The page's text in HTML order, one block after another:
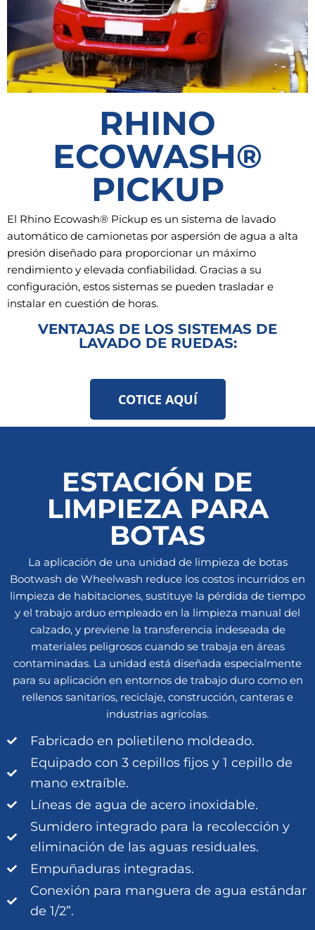
RHINO
ECOWASH®
PICKUP
El Rhino Ecowash® Pickup es un sistema de lavado
automático de camionetas por aspersión de agua a alta
presión diseñado para proporcionar un máximo
rendimiento y elevada confiabilidad. Gracias a su
configuración, estos sistemas se pueden trasladar e
instalar en cuestión de horas.
VENTAJAS DE LOS SISTEMAS DE
LAVADO DE RUEDAS:
COTICE AQUÍ
ESTACIÓN DE
LIMPIEZA PARA
BOTAS
La aplicación de una unidad de limpieza de botas
Bootwash de Wheelwash reduce los costos incurridos en
limpieza de habitaciones, sustituye la pérdida de tiempo
y el trabajo arduo empleado en la limpieza manual del
calzado, y previene la transferencia indeseada de
materiales peligrosos cuando se trabaja en áreas
contaminadas. La unidad está diseñada especialmente
para su aplicación en entornos de trabajo duro como en
rellenos sanitarios, reciclaje, construcción, canteras e
industrias agrícolas.
Fabricado en polietileno moldeado.
Equipado con 3 cepillos fijos y 1 cepillo de
mano extraíble.
Líneas de agua de acero inoxidable.
Sumidero integrado para la recolección y
eliminación de las aguas residuales.
Empuñaduras integradas.
Conexión para manguera de agua estándar
de 1/2”.